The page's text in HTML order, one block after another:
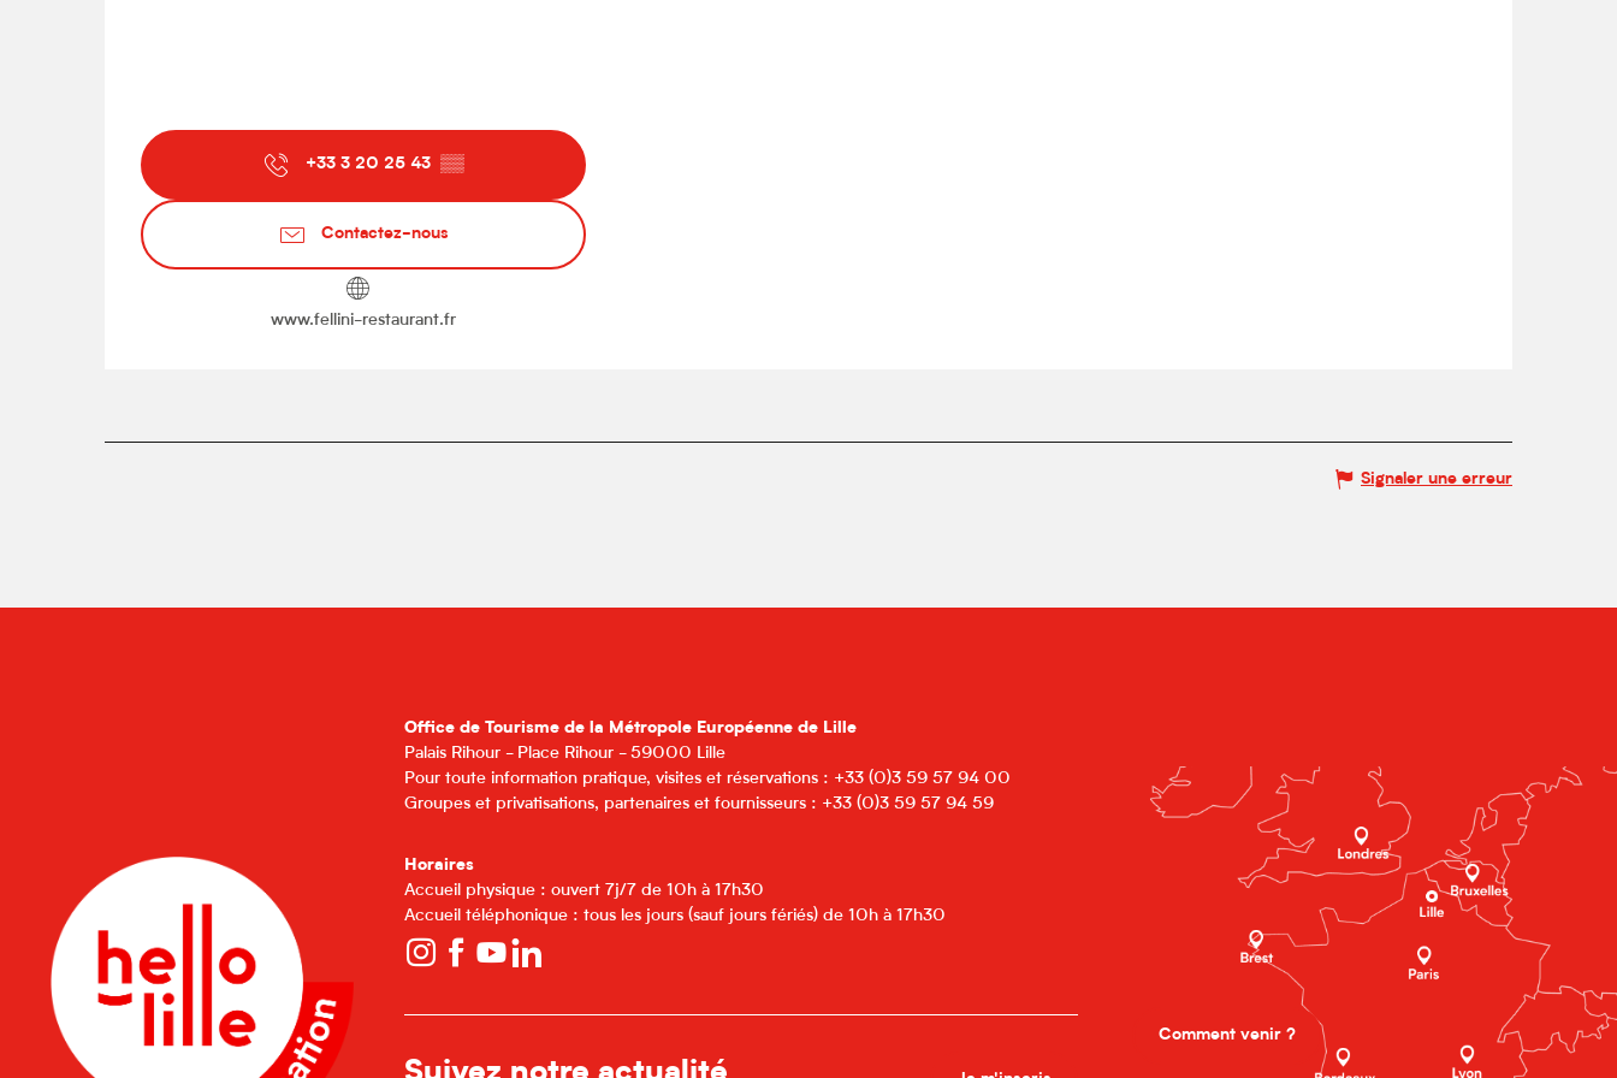
+33 3 20 25 43 ▒▒
Contactez-nous
www.fellini-restaurant.fr
Signaler une erreur
Office de Tourisme de la Métropole Européenne de Lille
Palais Rihour - Place Rihour - 59000 Lille
Pour toute information pratique, visites et réservations : +33 (0)3 59 57 94 00
Groupes et privatisations, partenaires et fournisseurs : +33 (0)3 59 57 94 59
Horaires
Accueil physique : ouvert 7j/7 de 10h à 17h30
Accueil téléphonique : tous les jours (sauf jours fériés) de 10h à 17h30
Comment venir ?